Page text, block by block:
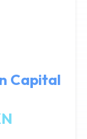
Capital